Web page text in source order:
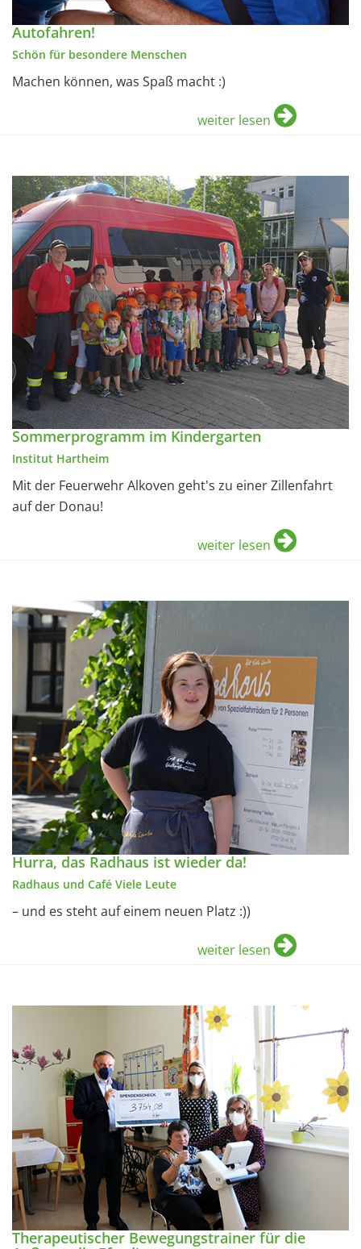
Autofahren!
Schön für besondere Menschen
Machen können, was Spaß macht :)
weiter lesen
Sommerprogramm im Kindergarten
Institut Hartheim
Mit der Feuerwehr Alkoven geht's zu einer Zillenfahrt
auf der Donau!
weiter lesen
Hurra, das Radhaus ist wieder da!
Radhaus und Café Viele Leute
– und es steht auf einem neuen Platz :))
weiter lesen
Therapeutischer Bewegungstrainer für die